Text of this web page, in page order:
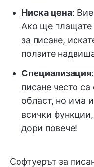
Ниска цена:
Ако ще плащате
за писане,
ползите
Специализация
писане често
област, но има
всички
дори повече!
Софтуерът за